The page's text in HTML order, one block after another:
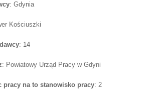
: Gdynia
Kościuszki
: 14
: Powiatowy Urząd Pracy w Gdyni
pracy na to stanowisko pracy: 2